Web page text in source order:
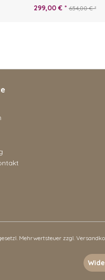
299,00 € * 654,00 € *
Mehrwertsteuer zzgl.